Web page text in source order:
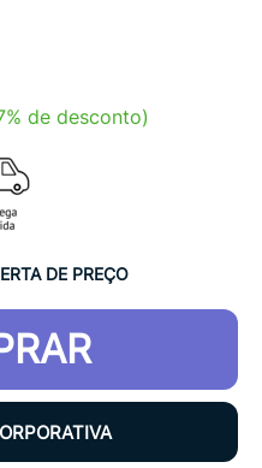
de desconto)
DE PREÇO